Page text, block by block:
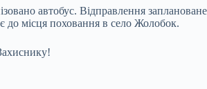
автобус. Відправлення
до місця поховання в село Жолобок.